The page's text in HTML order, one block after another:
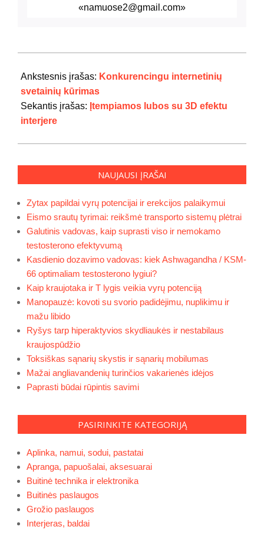
«namuose2@gmail.com»
11-
06
Ankstesnis įrašas: Konkurencingu internetinių
svetainių kūrimas
Sekantis įrašas: Įtempiamos lubos su 3D efektu
interjere
NAUJAUSI ĮRAŠAI
Zytax papildai vyrų potencijai ir erekcijos palaikymui
Eismo srautų tyrimai: reikšmė transporto sistemų plėtrai
Galutinis vadovas, kaip suprasti viso ir nemokamo
testosterono efektyvumą
Kasdienio dozavimo vadovas: kiek Ashwagandha / KSM-
66 optimaliam testosterono lygiui?
Kaip kraujotaka ir T lygis veikia vyrų potenciją
Manopauzė: kovoti su svorio padidėjimu, nuplikimu ir
mažu libido
Ryšys tarp hiperaktyvios skydliaukės ir nestabilaus
kraujospūdžio
Toksiškas sąnarių skystis ir sąnarių mobilumas
Mažai angliavandenių turinčios vakarienės idėjos
Paprasti būdai rūpintis savimi
PASIRINKITE KATEGORIJĄ
Aplinka, namui, sodui, pastatai
Apranga, papuošalai, aksesuarai
Buitinė technika ir elektronika
Buitinės paslaugos
Grožio paslaugos
Interjeras, baldai